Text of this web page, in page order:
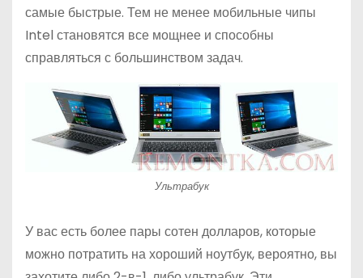
самые быстрые. Тем не менее мобильные чипы
Intel становятся все мощнее и способны
справляться с большинством задач.
Ультрабук
У вас есть более пары сотен долларов, которые
можно потратить на хороший ноутбук, вероятно, вы